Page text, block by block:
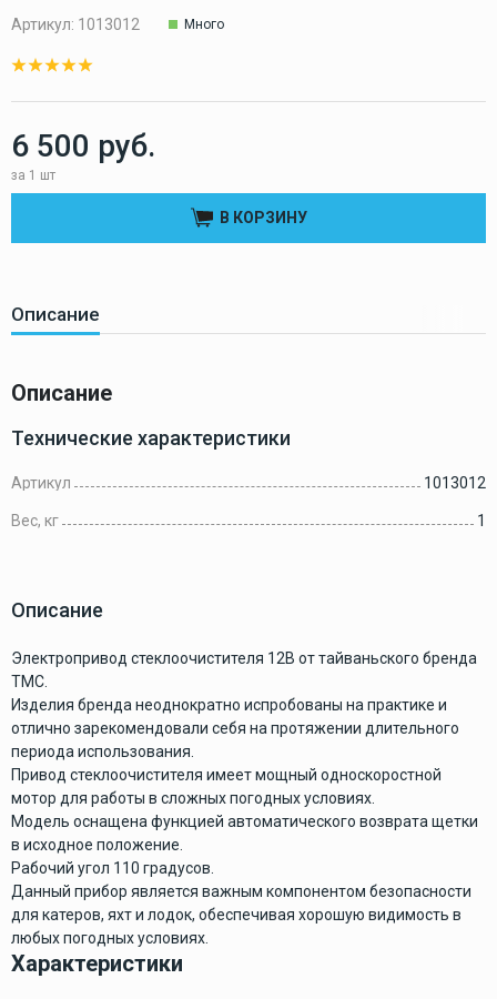
Артикул: 1013012 Много
6 500 руб.
за 1 шт
В КОРЗИНУ
Описание
Описание
Технические характеристики
Артикул 1013012
Вес, кг 1
Описание
Электропривод стеклоочистителя 12В от тайваньского бренда
TMC.
Изделия бренда неоднократно испробованы на практике и
отлично зарекомендовали себя на протяжении длительного
периода использования.
Привод стеклоочистителя имеет мощный односкоростной
мотор для работы в сложных погодных условиях.
Модель оснащена функцией автоматического возврата щетки
в исходное положение.
Рабочий угол 110 градусов.
Данный прибор является важным компонентом безопасности
для катеров, яхт и лодок, обеспечивая хорошую видимость в
любых погодных условиях.
Характеристики